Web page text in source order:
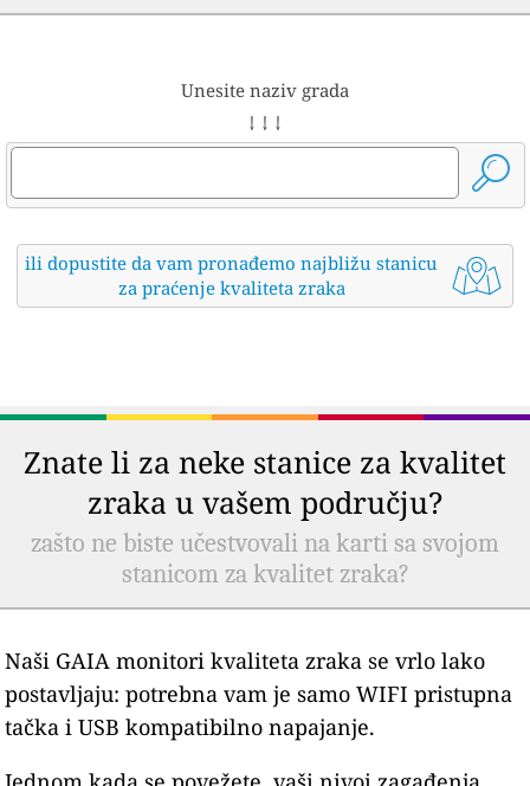
Unesite naziv grada
↓ ↓ ↓
ili dopustite da vam pronađemo najbližu stanicu
za praćenje kvaliteta zraka
Znate li za neke stanice za kvalitet
zraka u vašem području?
zašto ne biste učestvovali na karti sa svojom
stanicom za kvalitet zraka?
Naši GAIA monitori kvaliteta zraka se vrlo lako
postavljaju: potrebna vam je samo WIFI pristupna
tačka i USB kompatibilno napajanje.